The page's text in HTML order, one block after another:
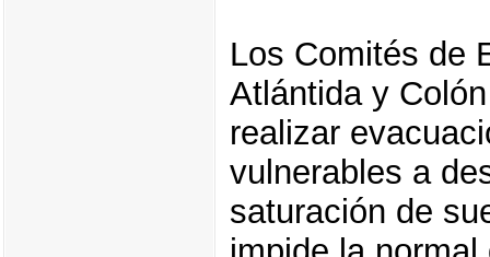
Los Comités de
Atlántida y
realizar
vulnerables a
saturación de